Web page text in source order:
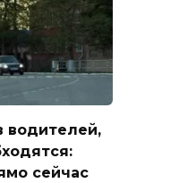
водителей,
сейчас